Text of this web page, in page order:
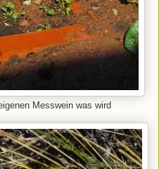
Messwein was wird